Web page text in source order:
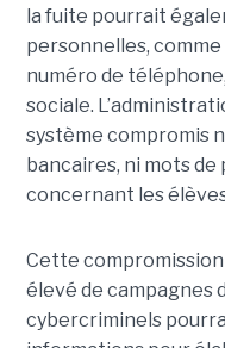
la fuite pourrait
personnelles,
numéro de
sociale.
système compromis
bancaires, ni mots
concernant les
Cette
élevé de campagnes
cybercriminels